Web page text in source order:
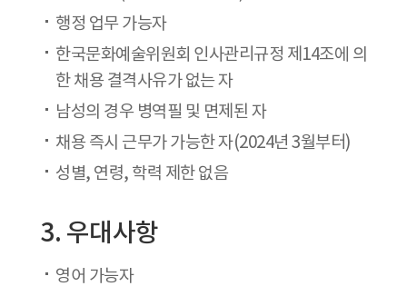
행정 업무 가능자
한국문화예술위원회 인사관리규정 제14조에 의
한 채용 결격사유가 없는 자
남성의 경우 병역필 및 면제된 자
채용 즉시 근무가 가능한 자(2024년 3월부터)
성별, 연령, 학력 제한 없음
3. 우대사항
영어 가능자